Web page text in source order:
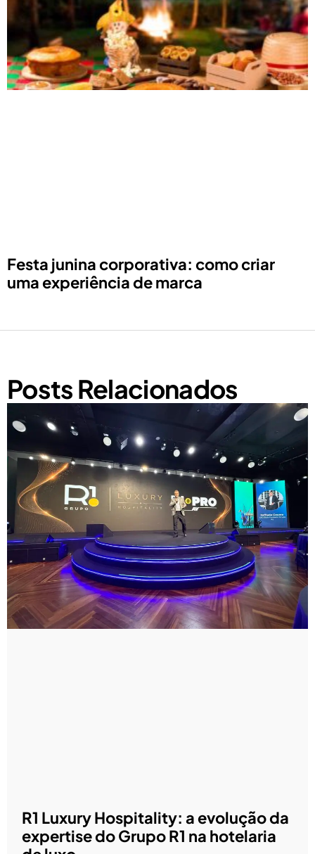
Festa junina corporativa: como criar
uma experiência de marca
Posts Relacionados
R1 Luxury Hospitality: a evolução da
expertise do Grupo R1 na hotelaria